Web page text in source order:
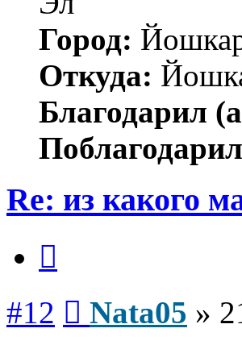
Город:
Откуда:
Благодарил
Re: из какого
#12 Nata05 »